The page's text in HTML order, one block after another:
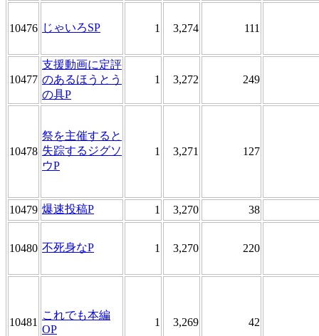
10476 じゃいろSP 1 3,274 111
10477
支援動画に定評
のあるほうとう
の具P
1 3,272 249
10478
祭を主催すると
失踪するジグソ
ウP
1 3,271 127
10479 爆速投稿P 1 3,270 38
10480 不死身なP 1 3,270 220
10481
これでも本編
OP
1 3,269 42